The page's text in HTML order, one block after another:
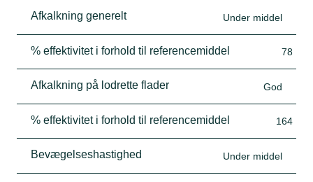
Afkalkning generelt Under middel
% effektivitet i forhold til referencemiddel 78
Afkalkning på lodrette flader God
% effektivitet i forhold til referencemiddel 164
Bevægelseshastighed Under middel